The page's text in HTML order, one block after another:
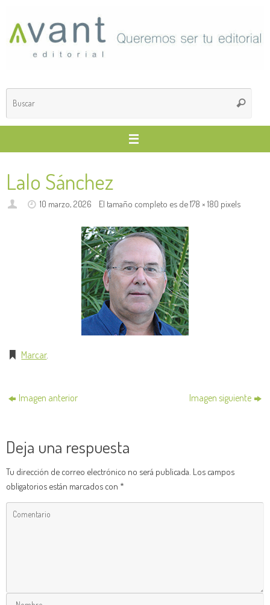
contenido
Buscar
Lalo Sánchez
10 marzo, 2026 El tamaño completo es de178 × 180 pixels
Marcar.
Imagen anterior Imagen siguiente
Deja una respuesta
Tu dirección de correo electrónico no será publicada. Los campos
obligatorios están marcados con *